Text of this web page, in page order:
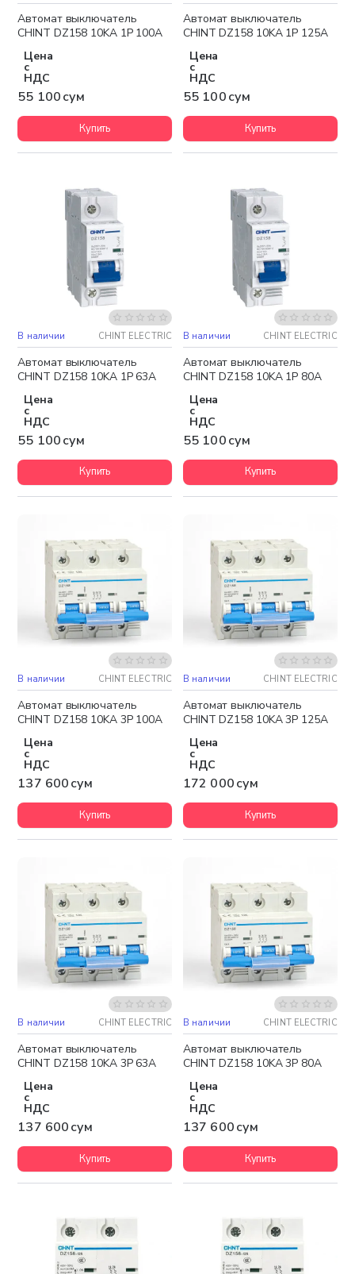
Автомат выключатель
CHINT DZ158 10KA 1P 100A
Цена
с
НДС
55 100 сум
Купить
Автомат выключатель
CHINT DZ158 10KA 1P 125A
Цена
с
НДС
55 100 сум
Купить
В наличии CHINT ELECTRIC
Автомат выключатель
CHINT DZ158 10KA 1P 63A
Цена
с
НДС
55 100 сум
Купить
В наличии CHINT ELECTRIC
Автомат выключатель
CHINT DZ158 10KA 1P 80A
Цена
с
НДС
55 100 сум
Купить
В наличии CHINT ELECTRIC
Автомат выключатель
CHINT DZ158 10KA 3P 100A
Цена
с
НДС
137 600 сум
Купить
В наличии CHINT ELECTRIC
Автомат выключатель
CHINT DZ158 10KA 3P 125A
Цена
с
НДС
172 000 сум
Купить
В наличии CHINT ELECTRIC
Автомат выключатель
CHINT DZ158 10KA 3P 63A
Цена
с
НДС
137 600 сум
Купить
В наличии CHINT ELECTRIC
Автомат выключатель
CHINT DZ158 10KA 3P 80A
Цена
с
НДС
137 600 сум
Купить